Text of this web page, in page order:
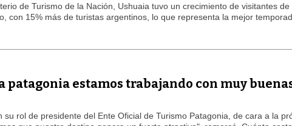
de Turismo de la Nación, Ushuaia tuvo un crecimiento de visitantes de
con 15% más de turistas argentinos, lo que representa la mejor
patagonia estamos trabajando con muy
su rol de presidente del Ente Oficial de Turismo Patagonia, de cara a la